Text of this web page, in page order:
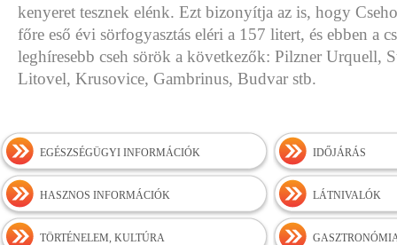
kenyeret tesznek elénk. Ezt bizonyítja az is, hogy
főre eső évi sörfogyasztás eléri a 157 litert, és ebben a
leghíresebb cseh sörök a következők: Pilzner Urquell,
Litovel, Krusovice, Gambrinus, Budvar stb.
EGÉSZSÉGÜGYI INFORMÁCIÓK IDŐJÁRÁS
HASZNOS INFORMÁCIÓK LÁTNIVALÓK
TÖRTÉNELEM, KULTÚRA